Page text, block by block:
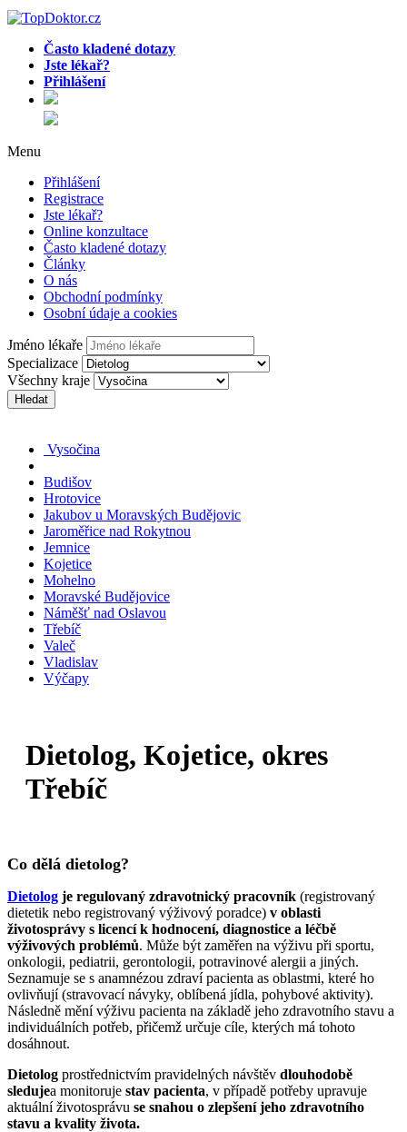
Často kladené dotazy
Jste lékař?
Přihlášení
Menu
Přihlášení
Registrace
Jste lékař?
Online konzultace
Často kladené dotazy
Články
O nás
Obchodní podmínky
Osobní údaje a cookies
Jméno lékaře
Specializace
Všechny kraje
Hledat
Vysočina
Budišov
Hrotovice
Jakubov u Moravských Budějovic
Jaroměřice nad Rokytnou
Jemnice
Kojetice
Mohelno
Moravské Budějovice
Náměšť nad Oslavou
Třebíč
Valeč
Vladislav
Výčapy
Dietolog, Kojetice, okres
Třebíč
Co dělá dietolog?
Dietolog je regulovaný zdravotnický pracovník (registrovaný
dietetik nebo registrovaný výživový poradce) v oblasti
životosprávy s licencí k hodnocení, diagnostice a léčbě
výživových problémů. Může být zaměřen na výživu při sportu,
onkologii, pediatrii, gerontologii, potravinové alergii a jiných.
Seznamuje se s anamnézou zdraví pacienta as oblastmi, které ho
ovlivňují (stravovací návyky, oblíbená jídla, pohybové aktivity).
Následně mění výživu pacienta na základě jeho zdravotního stavu a
individuálních potřeb, přičemž určuje cíle, kterých má tohoto
dosáhnout.
Dietolog prostřednictvím pravidelných návštěv dlouhodobě
sledujea monitoruje stav pacienta, v případě potřeby upravuje
aktuální životosprávu se snahou o zlepšení jeho zdravotního
stavu a kvality života.